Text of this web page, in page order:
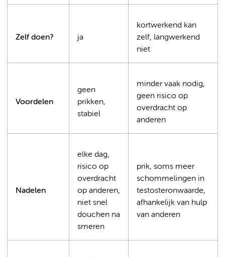
Zelf doen? ja
kortwerkend kan
zelf, langwerkend
niet
Voordelen
geen
prikken,
stabiel
minder vaak nodig,
geen risico op
overdracht op
anderen
Nadelen
elke dag,
risico op
overdracht
op anderen,
niet snel
douchen na
smeren
prik, soms meer
schommelingen in
testosteronwaarde,
afhankelijk van hulp
van anderen